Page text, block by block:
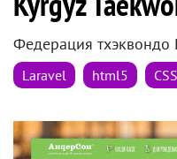
Федерация тхэквондо
Laravel html5